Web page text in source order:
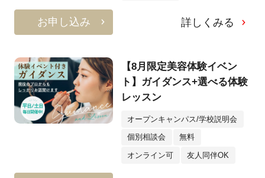
お申し込み 詳しくみる
【8月限定美容体験イベン
ト】ガイダンス+選べる体験
レッスン
オープンキャンパス/学校説明会
個別相談会 無料
オンライン可 友人同伴OK